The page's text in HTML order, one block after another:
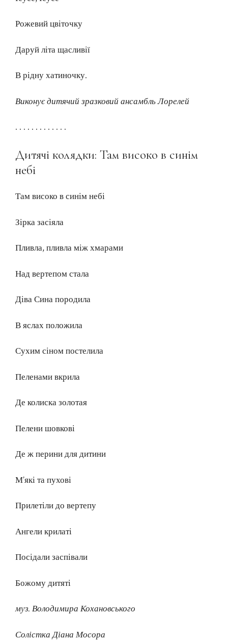
Рожевий цвіточку
Даруй літа щасливії
В рідну хатиночку.
Виконує дитячий зразковий ансамбль Лорелей
. . . . . . . . . . . . .
Дитячі колядки: Там високо в синім
небі
Там високо в синім небі
Зірка засіяла
Пливла, пливла між хмарами
Над вертепом стала
Діва Сина породила
В яслах положила
Сухим сіном постелила
Пеленами вкрила
Де колиска золотая
Пелени шовкові
Де ж перини для дитини
М’які та пухові
Прилетіли до вертепу
Ангели крилаті
Посідали заспівали
Божому дитяті
муз. Володимира Кохановського
Солістка Діана Мосора